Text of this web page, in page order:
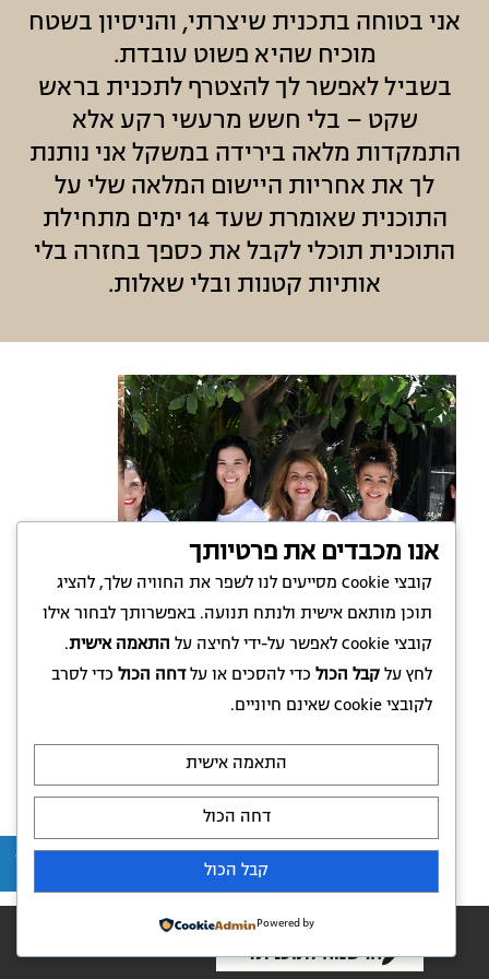
אני בטוחה בתכנית שיצרתי, והניסיון בשטח
מוכיח שהיא פשוט עובדת.
בשביל לאפשר לך להצטרף לתכנית בראש
שקט – בלי חשש מרעשי רקע אלא
התמקדות מלאה בירידה במשקל אני נותנת
לך את אחריות היישום המלאה שלי על
התוכנית שאומרת שעד 14 ימים מתחילת
התוכנית תוכלי לקבל את כספך בחזרה בלי
אותיות קטנות ובלי שאלות.
"אני מאמינה שלכל אחת
מגיע לחיות ולהתייחס אל
עצמה כמלכה, בתוך גוף
בריא וחזק שיחזיק את כל
החלומות שלה".
ליב עזריה היא האקרית של בריאות, חוקרת
הפעם את הולכת לעשות את זה!
הרשמה לתוכנית!
אנו מכבדים את פרטיותך
קובצי Cookie מסייעים לנו לשפר את החוויה שלך, להציג
תוכן מותאם אישית ולנתח תנועה. באפשרותך לבחור אילו
קובצי Cookie לאפשר על-ידי לחיצה על
התאמה אישית.
לחץ על קבל הכולכדי להסכים או עלדחה הכולכדי לסרב
לקובצי Cookie שאינם חיוניים.
התאמה אישית
דחה הכול
קבל הכול
Powered by